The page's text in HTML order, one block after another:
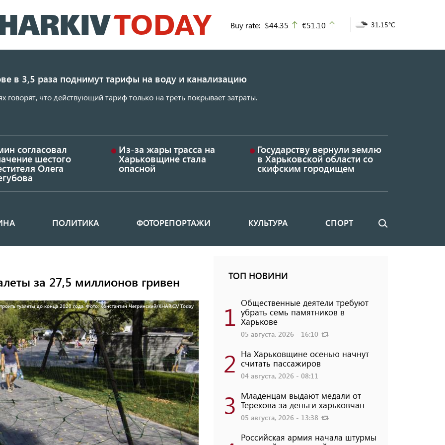
к
основному
Buy rate: $44.35 up
€51.10 31.15°C
в 3,5 раза поднимут тарифы на воду и канализацию
говорят, что действующий тариф только на треть покрывает затраты.
согласовал
шестого
Олега
Из-за жары трасса на
Харьковщине стала
опасной
Государству вернули землю
в Харьковской области со
скифским городищем
ПОЛИТИКА ФОТОРЕПОРТАЖИ КУЛЬТУРА СПОРТ Поиск
за 27,5 миллионов гривен
туалеты до конца 2020 года. Фото: Константин Чегринский/KHARKIV Today
ТОП НОВИНИ
1 Общественные деятели требуют
убрать семь памятников в
Харькове
05 августа, 2026 - 16:10
2 На Харьковщине осенью начнут
считать пассажиров
04 августа, 2026 - 08:11
3 Младенцам выдают медали от
Терехова за деньги харьковчан
05 августа, 2026 - 13:38
Российская армия начала штурмы